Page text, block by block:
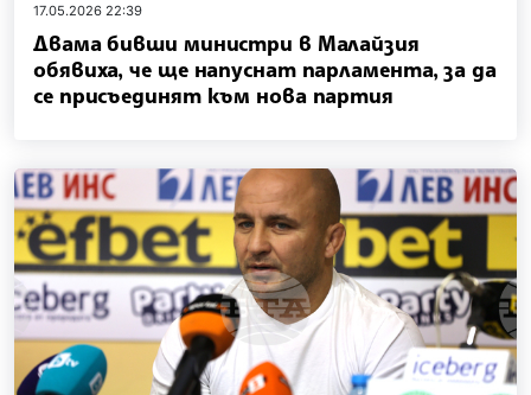
17.05.2026 22:39
Двама бивши министри в Малайзия
обявиха, че ще напуснат парламента, за да
се присъединят към нова партия